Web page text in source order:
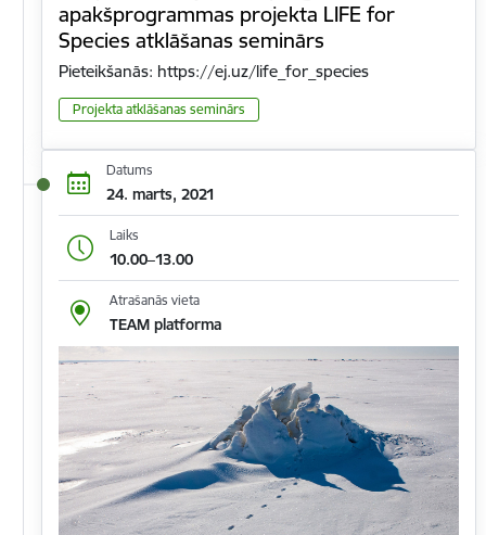
apakšprogrammas projekta LIFE for
Species atklāšanas seminārs
Pieteikšanās: https://ej.uz/life_for_species
Projekta atklāšanas seminārs
Datums
24. marts, 2021
Laiks
10.00–13.00
Atrašanās vieta
TEAM platforma